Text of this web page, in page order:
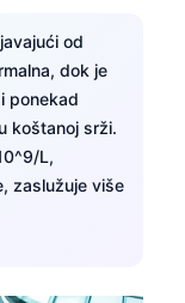
od
dok je
ponekad
koštanoj srži.
L,
zaslužuje više